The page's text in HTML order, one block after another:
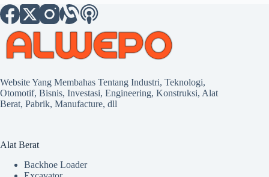
Website Yang Membahas Tentang Industri, Teknologi,
Otomotif, Bisnis, Investasi, Engineering, Konstruksi, Alat
Berat, Pabrik, Manufacture, dll
Alat Berat
Backhoe Loader